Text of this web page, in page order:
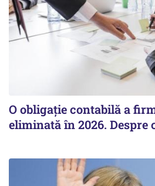
O obligație contabilă a
eliminată în 2026. Despre